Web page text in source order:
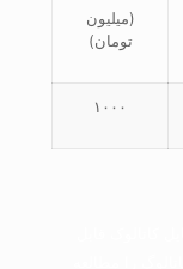
(میلیون
تومان)
۱۰۰۰